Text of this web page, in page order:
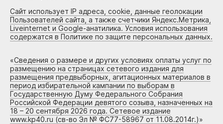
Сайт использует IP адреса, cookie, данные геолокации
Пользователей сайта, а также счетчики Яндекс.Метрика,
Liveinternet и Google-анатилика. Условия использования
содержатся в Политике по защите персональных данных.
«Сведения о размере и других условиях оплаты услуг по
размещению на страницах сетевого издания для
размещения предвыборных, агитационных материалов в
период избирательной кампании по выборам в
Государственную Думу Федерального Собрания
Российской Федерации девятого созыва, назначенных на
18 – 20 сентября 2026 года. Сетевое издание
www.kp40.ru (св-во Эл № ФС77-58967 от 11.08.2014г.)»